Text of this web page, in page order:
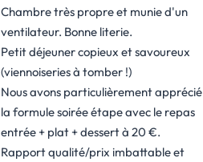
Chambre très propre et munie d'un
ventilateur. Bonne literie.
Petit déjeuner copieux et savoureux
(viennoiseries à tomber !)
Nous avons particulièrement apprécié
la formule soirée étape avec le repas
entrée + plat + dessert à 20 €.
Rapport qualité/prix imbattable et